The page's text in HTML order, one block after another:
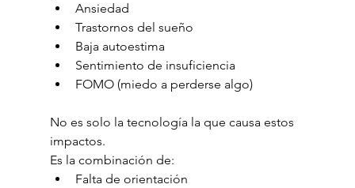
Ansiedad
Trastornos del sueño
Baja autoestima
Sentimiento de insuficiencia
FOMO (miedo a perderse algo)
No es solo la tecnología la que causa estos
impactos.
Es la combinación de:
Falta de orientación